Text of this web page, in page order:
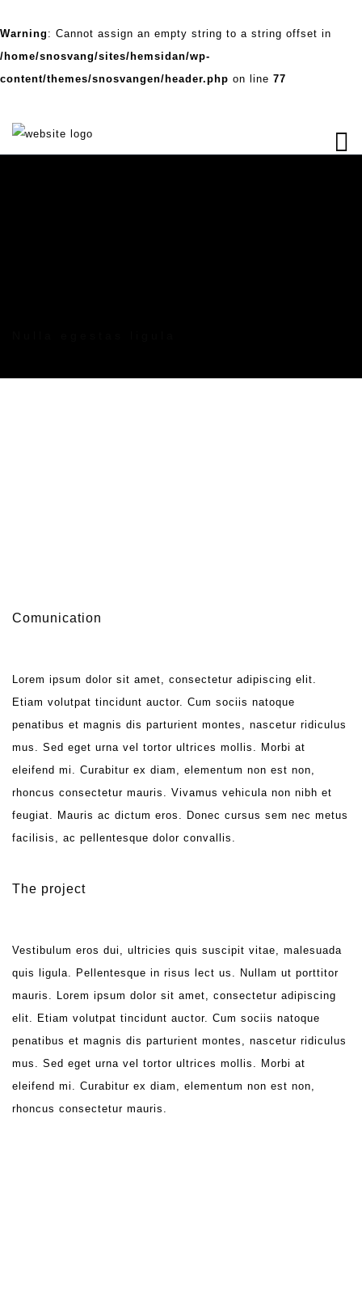
Warning : Cannot assign an empty string to a string offset in
/home/snosvang/sites/hemsidan/wp-
content/themes/snosvangen/header.php on line 77
Comunication
Lorem ipsum dolor sit amet, consectetur adipiscing elit.
Etiam volutpat tincidunt auctor. Cum sociis natoque
penatibus et magnis dis parturient montes, nascetur ridiculus
mus. Sed eget urna vel tortor ultrices mollis. Morbi at
eleifend mi. Curabitur ex diam, elementum non est non,
rhoncus consectetur mauris. Vivamus vehicula non nibh et
feugiat. Mauris ac dictum eros. Donec cursus sem nec metus
facilisis, ac pellentesque dolor convallis.
The project
Vestibulum eros dui, ultricies quis suscipit vitae, malesuada
quis ligula. Pellentesque in risus lect us. Nullam ut porttitor
mauris. Lorem ipsum dolor sit amet, consectetur adipiscing
elit. Etiam volutpat tincidunt auctor. Cum sociis natoque
penatibus et magnis dis parturient montes, nascetur ridiculus
mus. Sed eget urna vel tortor ultrices mollis. Morbi at
eleifend mi. Curabitur ex diam, elementum non est non,
rhoncus consectetur mauris.